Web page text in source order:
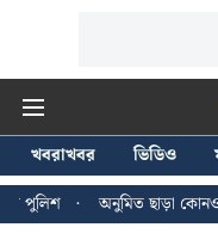
খবরাখবর ভিডিও
পুলিশ
অনুমিত ছাড়া কোনও